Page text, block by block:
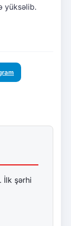
yüksəlib.
İlk şərhi